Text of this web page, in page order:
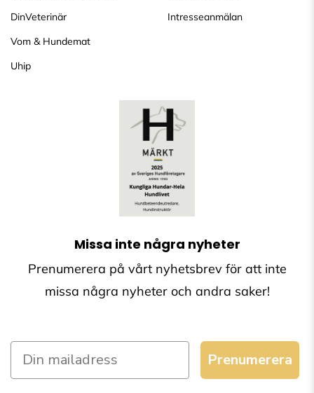
DinVeterinär
Vom & Hundemat
Uhip
Intresseanmälan
Missa inte några nyheter
Prenumerera på vårt nyhetsbrev för att inte
missa några nyheter och andra saker!
Prenumerera